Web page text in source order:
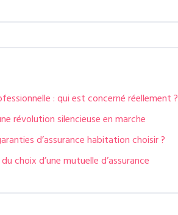
: qui est concerné réellement ?
révolution silencieuse en marche
d’assurance habitation choisir ?
choix d’une mutuelle d’assurance